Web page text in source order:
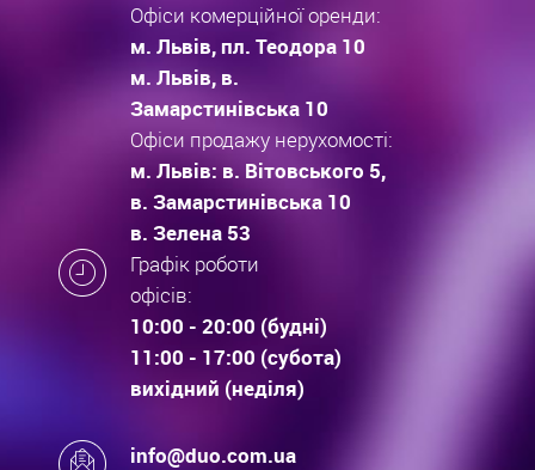
Офіси комерційної оренди:
м. Львів, пл. Теодора 10
м. Львів, в.
Замарстинівська 10
Офіси продажу нерухомості:
м. Львів: в. Вітовського 5,
в. Замарстинівська 10
в. Зелена 53
Графік роботи
офісів:
10:00 - 20:00 (будні)
11:00 - 17:00 (субота)
вихідний (неділя)
info@duo.com.ua